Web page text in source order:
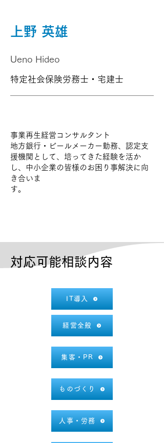
上野 英雄
Ueno Hideo
特定社会保険労務士・宅建士
事業再生経営コンサルタント
地方銀行・ビールメーカー勤務、認定支
援機関として、培ってきた経験を活か
し、中小企業の皆様のお困り事解決に向
き合いま
す。
対応可能相談内容
IT導入
経営全般
集客・PR
ものづくり
人事・労務